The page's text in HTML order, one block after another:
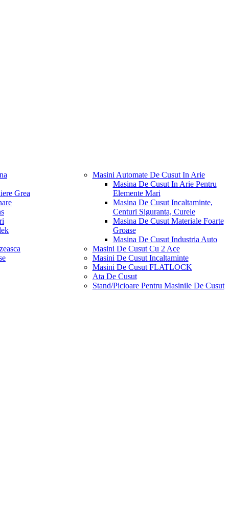
Grea
Masini Automate De Cusut In Arie
Masina De Cusut In Arie Pentru
Elemente Mari
Masina De Cusut Incaltaminte,
Centuri Siguranta, Curele
Masina De Cusut Materiale Foarte
Groase
Masina De Cusut Industria Auto
Masini De Cusut Cu 2 Ace
Masini De Cusut Incaltaminte
Masini De Cusut FLATLOCK
Ata De Cusut
Stand/picioare Pentru Masinile De Cusut